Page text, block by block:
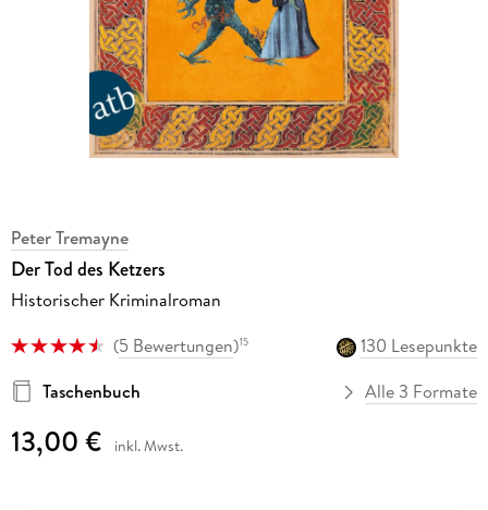
Peter Tremayne
Der Tod des Ketzers
Historischer Kriminalroman
(5 Bewertungen)15
130 Lesepunkte
Taschenbuch
Alle 3 Formate
13,00 € inkl. Mwst.